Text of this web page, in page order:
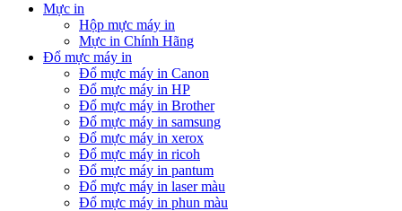
Mực in
Hộp mực máy in
Mực in Chính Hãng
Đổ mực máy in
Đổ mực máy in Canon
Đổ mực máy in HP
Đổ mực máy in Brother
Đổ mực máy in samsung
Đổ mực máy in xerox
Đổ mực máy in ricoh
Đổ mực máy in pantum
Đổ mực máy in laser màu
Đổ mực máy in phun màu